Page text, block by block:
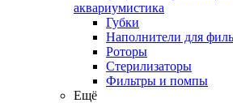
аквариумистика
Губки
Наполнители для
Роторы
Стерилизаторы
Фильтры и помпы
Ещё